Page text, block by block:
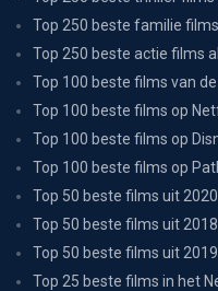
Top 250 beste familie
Top 250 beste actie films
Top 100 beste films van
Top 100 beste films op
Top 100 beste films op
Top 100 beste films op
Top 50 beste films uit 2020
Top 50 beste films uit 2018
Top 50 beste films uit 2019
Top 25 beste films in het